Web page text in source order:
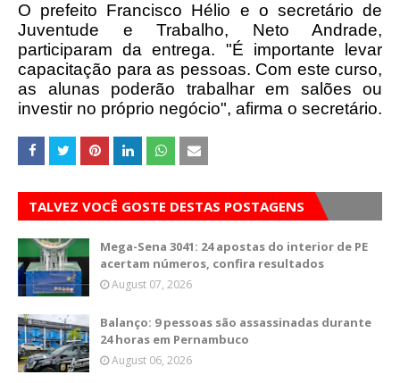
O prefeito Francisco Hélio e o secretário de
Juventude e Trabalho, Neto Andrade,
participaram da entrega. "É importante levar
capacitação para as pessoas. Com este curso,
as alunas poderão trabalhar em salões ou
investir no próprio negócio", afirma o secretário.
TALVEZ VOCÊ GOSTE DESTAS POSTAGENS
Mega-Sena 3041: 24 apostas do interior de PE
acertam números, confira resultados
August 07, 2026
Balanço: 9 pessoas são assassinadas durante
24 horas em Pernambuco
August 06, 2026